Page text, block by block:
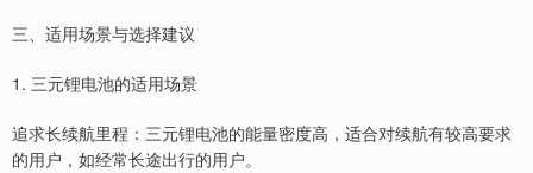
三、适用场景与选择建议
1. 三元锂电池的适用场景
追求长续航里程：三元锂电池的能量密度高，适合对续航有较高要求
的用户，如经常长途出行的用户。